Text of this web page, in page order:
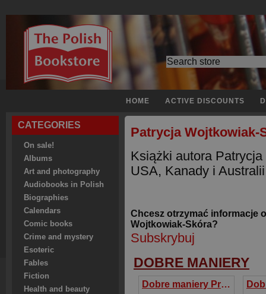
HOME ACTIVE DISCOUNTS
CATEGORIES
On sale!
Albums
Art and photography
Audiobooks in Polish
Biographies
Calendars
Comic books
Crime and mystery
Esoteric
Fables
Fiction
Health and beauty
Patrycja Wojtkowiak-
Książki autora
USA, Kanady i
Chcesz otrzymać informacje
Wojtkowiak-Skóra?
Subskrybuj
DOBRE MANIERY
Dobre maniery Proszę i dziękuję